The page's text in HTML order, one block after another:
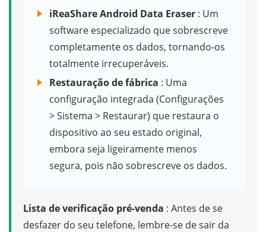
iReaShare Android Data Eraser : Um
software especializado que sobrescreve
completamente os dados, tornando-os
totalmente irrecuperáveis.
Restauração de fábrica : Uma
configuração integrada (Configurações
> Sistema > Restaurar) que restaura o
dispositivo ao seu estado original,
embora seja ligeiramente menos
segura, pois não sobrescreve os dados.
Lista de verificação pré-venda : Antes de se
desfazer do seu telefone, lembre-se de sair da